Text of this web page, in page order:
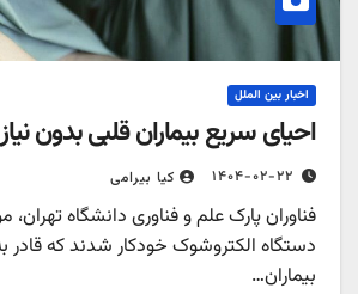
اخبار بین الملل
احیای سریع بیماران قلبی بدون
۱۴۰۴-۰۲-۲۲ کیا بیرامی
فناوران پارک علم و فناوری دانشگاه
دستگاه الکتروشوک خودکار شدند که قادر
بیماران…